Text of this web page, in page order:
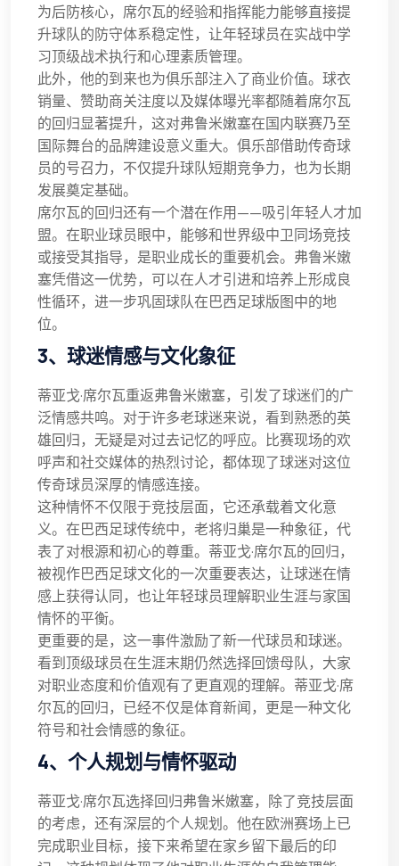
为后防核心，席尔瓦的经验和指挥能力能够直接提
升球队的防守体系稳定性，让年轻球员在实战中学
习顶级战术执行和心理素质管理。
此外，他的到来也为俱乐部注入了商业价值。球衣
销量、赞助商关注度以及媒体曝光率都随着席尔瓦
的回归显著提升，这对弗鲁米嫩塞在国内联赛乃至
国际舞台的品牌建设意义重大。俱乐部借助传奇球
员的号召力，不仅提升球队短期竞争力，也为长期
发展奠定基础。
席尔瓦的回归还有一个潜在作用——吸引年轻人才加
盟。在职业球员眼中，能够和世界级中卫同场竞技
或接受其指导，是职业成长的重要机会。弗鲁米嫩
塞凭借这一优势，可以在人才引进和培养上形成良
性循环，进一步巩固球队在巴西足球版图中的地
位。
3、球迷情感与文化象征
蒂亚戈·席尔瓦重返弗鲁米嫩塞，引发了球迷们的广
泛情感共鸣。对于许多老球迷来说，看到熟悉的英
雄回归，无疑是对过去记忆的呼应。比赛现场的欢
呼声和社交媒体的热烈讨论，都体现了球迷对这位
传奇球员深厚的情感连接。
这种情怀不仅限于竞技层面，它还承载着文化意
义。在巴西足球传统中，老将归巢是一种象征，代
表了对根源和初心的尊重。蒂亚戈·席尔瓦的回归，
被视作巴西足球文化的一次重要表达，让球迷在情
感上获得认同，也让年轻球员理解职业生涯与家国
情怀的平衡。
更重要的是，这一事件激励了新一代球员和球迷。
看到顶级球员在生涯末期仍然选择回馈母队，大家
对职业态度和价值观有了更直观的理解。蒂亚戈·席
尔瓦的回归，已经不仅是体育新闻，更是一种文化
符号和社会情感的象征。
4、个人规划与情怀驱动
蒂亚戈·席尔瓦选择回归弗鲁米嫩塞，除了竞技层面
的考虑，还有深层的个人规划。他在欧洲赛场上已
完成职业目标，接下来希望在家乡留下最后的印